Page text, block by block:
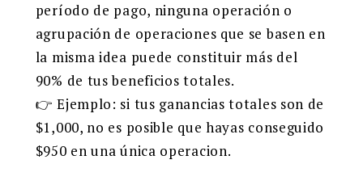
período de pago, ninguna operación o
agrupación de operaciones que se basen en
la misma idea puede constituir más del
90% de tus beneficios totales.
👉 Ejemplo: si tus ganancias totales son de
$1,000, no es posible que hayas conseguido
$950 en una única operacion.